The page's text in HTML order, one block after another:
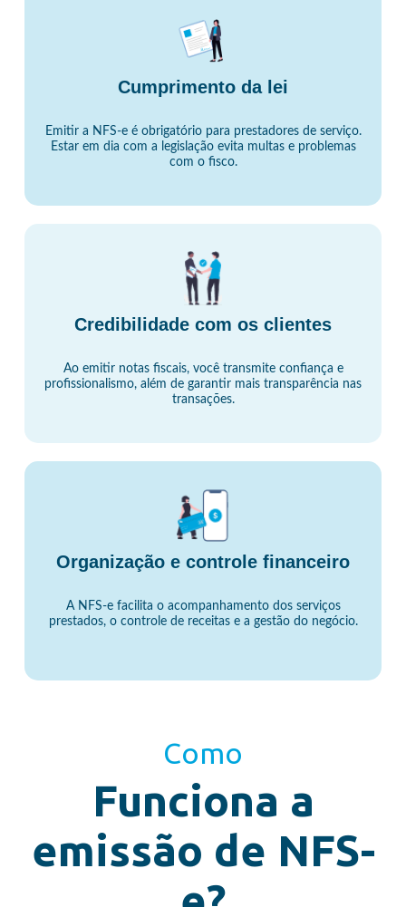
Cumprimento da lei
Emitir a NFS-e é obrigatório para prestadores de serviço.
Estar em dia com a legislação evita multas e problemas
com o fisco.
Credibilidade com os clientes
Ao emitir notas fiscais, você transmite confiança e
profissionalismo, além de garantir mais transparência nas
transações.
Organização e controle financeiro
A NFS-e facilita o acompanhamento dos serviços
prestados, o controle de receitas e a gestão do negócio.
Como
Funciona a
emissão de NFS-